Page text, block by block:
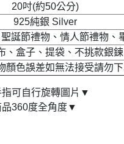
20吋(約50公分)
925純銀 Silver
誕節禮物、情人節禮物、
、盒子、提袋、不挑款銀鍊
顏色誤差如無法接受請勿
可自行旋轉圖片▼
360度全角度▼